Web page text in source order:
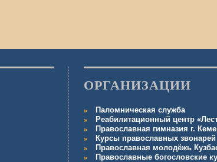
ОРГАНИЗАЦИИ
Паломническая служба
Реабилитационный центр
Православная гимназия г.
Курсы православных звонарей
Православная молодёжь
Православные богословские